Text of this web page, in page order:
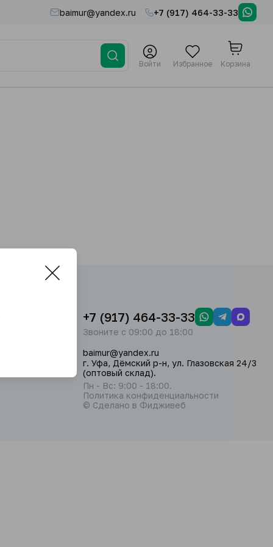
baimur@yandex.ru +7 (917) 464-33-33
Войти Избранное Корзина
+7 (917) 464-33-33
Звоните с 09:00 до 18:00
baimur@yandex.ru
г. Уфа, Дёмский р-н, ул. Глазовская 24/3
(оптовый склад).
Пн - Вс: 9:00 - 18:00.
Политика конфиденциальности
© Сделано в Фидживеб